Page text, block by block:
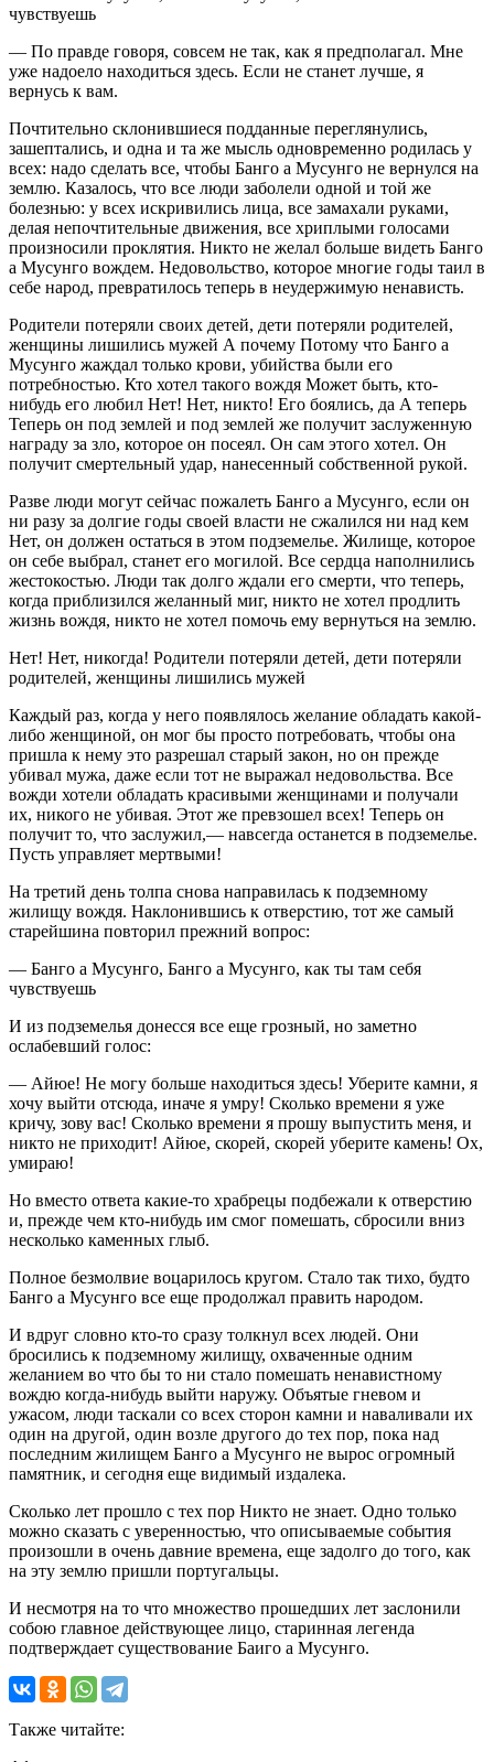
чувствуешь
— По правде говоря, совсем не так, как я предполагал. Мне
уже надоело находиться здесь. Если не станет лучше, я
вернусь к вам.
Почтительно склонившиеся подданные переглянулись,
зашептались, и одна и та же мысль одновременно родилась у
всех: надо сделать все, чтобы Банго а Мусунго не вернулся на
землю. Казалось, что все люди заболели одной и той же
болезнью: у всех искривились лица, все замахали руками,
делая непочтительные движения, все хриплыми голосами
произносили проклятия. Никто не желал больше видеть Банго
а Мусунго вождем. Недовольство, которое многие годы таил в
себе народ, превратилось теперь в неудержимую ненависть.
Родители потеряли своих детей, дети потеряли родителей,
женщины лишились мужей А почему Потому что Банго а
Мусунго жаждал только крови, убийства были его
потребностью. Кто хотел такого вождя Может быть, кто-
нибудь его любил Нет! Нет, никто! Его боялись, да А теперь
Теперь он под землей и под землей же получит заслуженную
награду за зло, которое он посеял. Он сам этого хотел. Он
получит смертельный удар, нанесенный собственной рукой.
Разве люди могут сейчас пожалеть Банго а Мусунго, если он
ни разу за долгие годы своей власти не сжалился ни над кем
Нет, он должен остаться в этом подземелье. Жилище, которое
он себе выбрал, станет его могилой. Все сердца наполнились
жестокостью. Люди так долго ждали его смерти, что теперь,
когда приблизился желанный миг, никто не хотел продлить
жизнь вождя, никто не хотел помочь ему вернуться на землю.
Нет! Нет, никогда! Родители потеряли детей, дети потеряли
родителей, женщины лишились мужей
Каждый раз, когда у него появлялось желание обладать какой-
либо женщиной, он мог бы просто потребовать, чтобы она
пришла к нему это разрешал старый закон, но он прежде
убивал мужа, даже если тот не выражал недовольства. Все
вожди хотели обладать красивыми женщинами и получали
их, никого не убивая. Этот же превзошел всех! Теперь он
получит то, что заслужил,— навсегда останется в подземелье.
Пусть управляет мертвыми!
На третий день толпа снова направилась к подземному
жилищу вождя. Наклонившись к отверстию, тот же самый
старейшина повторил прежний вопрос:
— Банго а Мусунго, Банго а Мусунго, как ты там себя
чувствуешь
И из подземелья донесся все еще грозный, но заметно
ослабевший голос:
— Айюе! Не могу больше находиться здесь! Уберите камни, я
хочу выйти отсюда, иначе я умру! Сколько времени я уже
кричу, зову вас! Сколько времени я прошу выпустить меня, и
никто не приходит! Айюе, скорей, скорей уберите камень! Ох,
умираю!
Но вместо ответа какие-то храбрецы подбежали к отверстию
и, прежде чем кто-нибудь им смог помешать, сбросили вниз
несколько каменных глыб.
Полное безмолвие воцарилось кругом. Стало так тихо, будто
Банго а Мусунго все еще продолжал править народом.
И вдруг словно кто-то сразу толкнул всех людей. Они
бросились к подземному жилищу, охваченные одним
желанием во что бы то ни стало помешать ненавистному
вождю когда-нибудь выйти наружу. Объятые гневом и
ужасом, люди таскали со всех сторон камни и наваливали их
один на другой, один возле другого до тех пор, пока над
последним жилищем Банго а Мусунго не вырос огромный
памятник, и сегодня еще видимый издалека.
Сколько лет прошло с тех пор Никто не знает. Одно только
можно сказать с уверенностью, что описываемые события
произошли в очень давние времена, еще задолго до того, как
на эту землю пришли португальцы.
И несмотря на то что множество прошедших лет заслонили
собою главное действующее лицо, старинная легенда
подтверждает существование Баиго а Мусунго.
Также читайте: